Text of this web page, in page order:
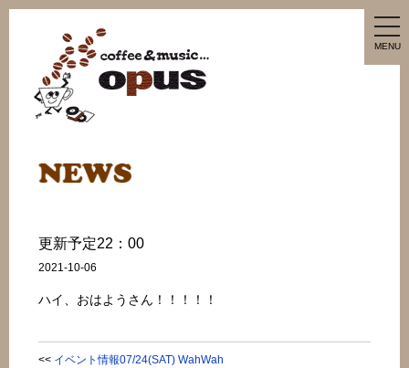
MENU
更新予定22：00
2021-10-06
ハイ、おはようさん！！！！！
<< イベント情報07/24(SAT) WahWah